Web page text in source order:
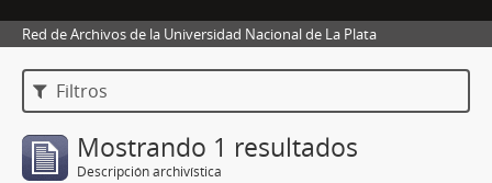
Red de Archivos de la Universidad Nacional de La Plata
Filtros
Mostrando 1 resultados
Descripción archivística